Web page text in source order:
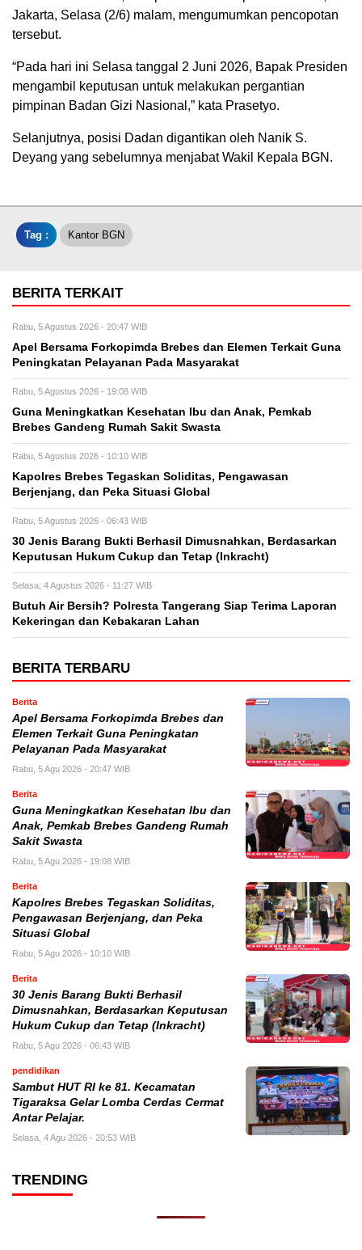
Jakarta, Selasa (2/6) malam, mengumumkan pencopotan
tersebut.
“Pada hari ini Selasa tanggal 2 Juni 2026, Bapak Presiden
mengambil keputusan untuk melakukan pergantian
pimpinan Badan Gizi Nasional,” kata Prasetyo.
Selanjutnya, posisi Dadan digantikan oleh Nanik S.
Deyang yang sebelumnya menjabat Wakil Kepala BGN.
Tag : Kantor BGN
BERITA TERKAIT
Rabu, 5 Agustus 2026 - 20:47 WIB
Apel Bersama Forkopimda Brebes dan Elemen Terkait Guna
Peningkatan Pelayanan Pada Masyarakat
Rabu, 5 Agustus 2026 - 19:08 WIB
Guna Meningkatkan Kesehatan Ibu dan Anak, Pemkab
Brebes Gandeng Rumah Sakit Swasta
Rabu, 5 Agustus 2026 - 10:10 WIB
Kapolres Brebes Tegaskan Soliditas, Pengawasan
Berjenjang, dan Peka Situasi Global
Rabu, 5 Agustus 2026 - 06:43 WIB
30 Jenis Barang Bukti Berhasil Dimusnahkan, Berdasarkan
Keputusan Hukum Cukup dan Tetap (Inkracht)
Selasa, 4 Agustus 2026 - 11:27 WIB
Butuh Air Bersih? Polresta Tangerang Siap Terima Laporan
Kekeringan dan Kebakaran Lahan
BERITA TERBARU
Berita
Apel Bersama Forkopimda Brebes dan
Elemen Terkait Guna Peningkatan
Pelayanan Pada Masyarakat
Rabu, 5 Agu 2026 - 20:47 WIB
Berita
Guna Meningkatkan Kesehatan Ibu dan
Anak, Pemkab Brebes Gandeng Rumah
Sakit Swasta
Rabu, 5 Agu 2026 - 19:08 WIB
Berita
Kapolres Brebes Tegaskan Soliditas,
Pengawasan Berjenjang, dan Peka
Situasi Global
Rabu, 5 Agu 2026 - 10:10 WIB
Berita
30 Jenis Barang Bukti Berhasil
Dimusnahkan, Berdasarkan Keputusan
Hukum Cukup dan Tetap (Inkracht)
Rabu, 5 Agu 2026 - 06:43 WIB
pendidikan
Sambut HUT RI ke 81. Kecamatan
Tigaraksa Gelar Lomba Cerdas Cermat
Antar Pelajar.
Selasa, 4 Agu 2026 - 20:53 WIB
TRENDING